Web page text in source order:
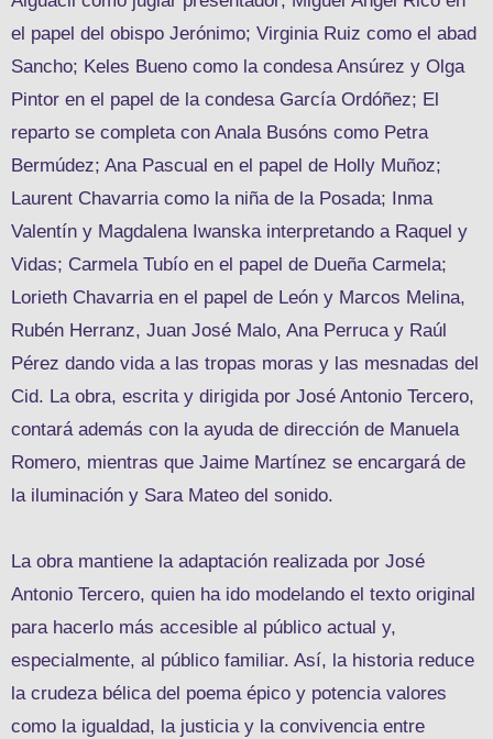
el papel del obispo Jerónimo; Virginia Ruiz como el abad
Sancho; Keles Bueno como la condesa Ansúrez y Olga
Pintor en el papel de la condesa García Ordóñez; El
reparto se completa con Anala Busóns como Petra
Bermúdez; Ana Pascual en el papel de Holly Muñoz;
Laurent Chavarria como la niña de la Posada; Inma
Valentín y Magdalena Iwanska interpretando a Raquel y
Vidas; Carmela Tubío en el papel de Dueña Carmela;
Lorieth Chavarria en el papel de León y Marcos Melina,
Rubén Herranz, Juan José Malo, Ana Perruca y Raúl
Pérez dando vida a las tropas moras y las mesnadas del
Cid. La obra, escrita y dirigida por José Antonio Tercero,
contará además con la ayuda de dirección de Manuela
Romero, mientras que Jaime Martínez se encargará de
la iluminación y Sara Mateo del sonido.
La obra mantiene la adaptación realizada por José
Antonio Tercero, quien ha ido modelando el texto original
para hacerlo más accesible al público actual y,
especialmente, al público familiar. Así, la historia reduce
la crudeza bélica del poema épico y potencia valores
como la igualdad, la justicia y la convivencia entre